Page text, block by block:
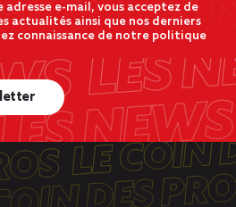
adresse e-mail, vous acceptez de
actualités ainsi que nos derniers
connaissance de notre politique